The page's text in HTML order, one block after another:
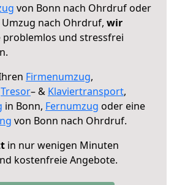
von Bonn nach Ohrdruf oder
nach Ohrdruf, wir
problemlos und stressfrei
Firmenumzug,
Tresor– & Klaviertransport,
in Bonn, Fernumzug oder eine
von Bonn nach Ohrdruf.
in nur wenigen Minuten
kostenfreie Angebote.